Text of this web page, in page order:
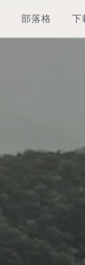
部落格 下